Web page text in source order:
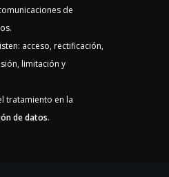
de
acceso, rectificación,
limitación y
tratamiento en la
de datos.